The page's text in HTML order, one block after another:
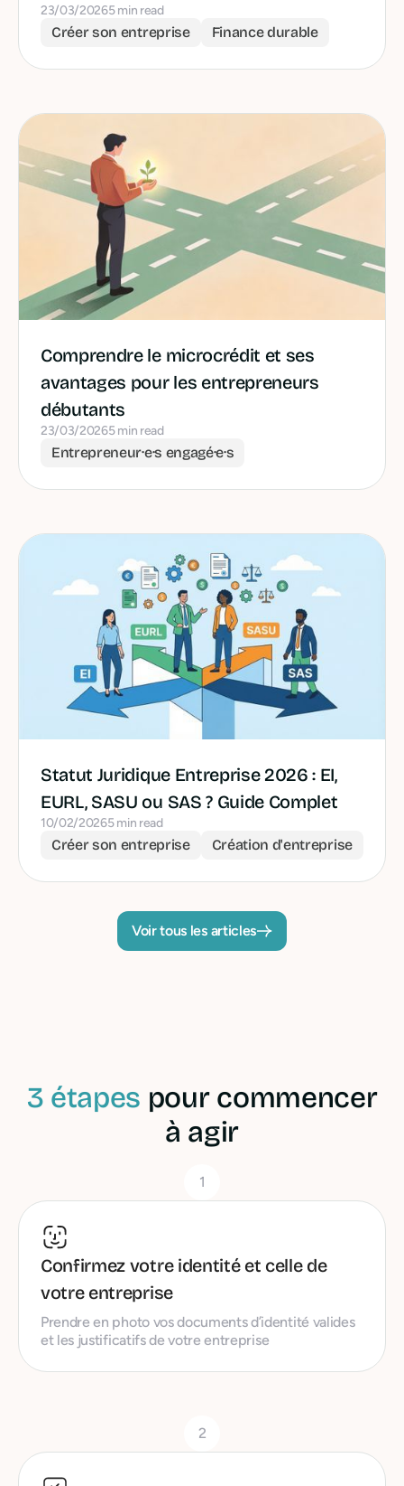
23/03/20265 min read
Créer son entreprise Finance durable
Comprendre le microcrédit et ses
avantages pour les entrepreneurs
débutants
23/03/20265 min read
Entrepreneur·e·s engagé·e·s
Statut Juridique Entreprise 2026 : EI,
EURL, SASU ou SAS ? Guide Complet
10/02/20265 min read
Créer son entreprise Création d'entreprise
Voir tous les articles
3 étapes pour commencer
à agir
1
Confirmez votre identité et celle de
votre entreprise
Prendre en photo vos documents d’identité valides
et les justificatifs de votre entreprise
2